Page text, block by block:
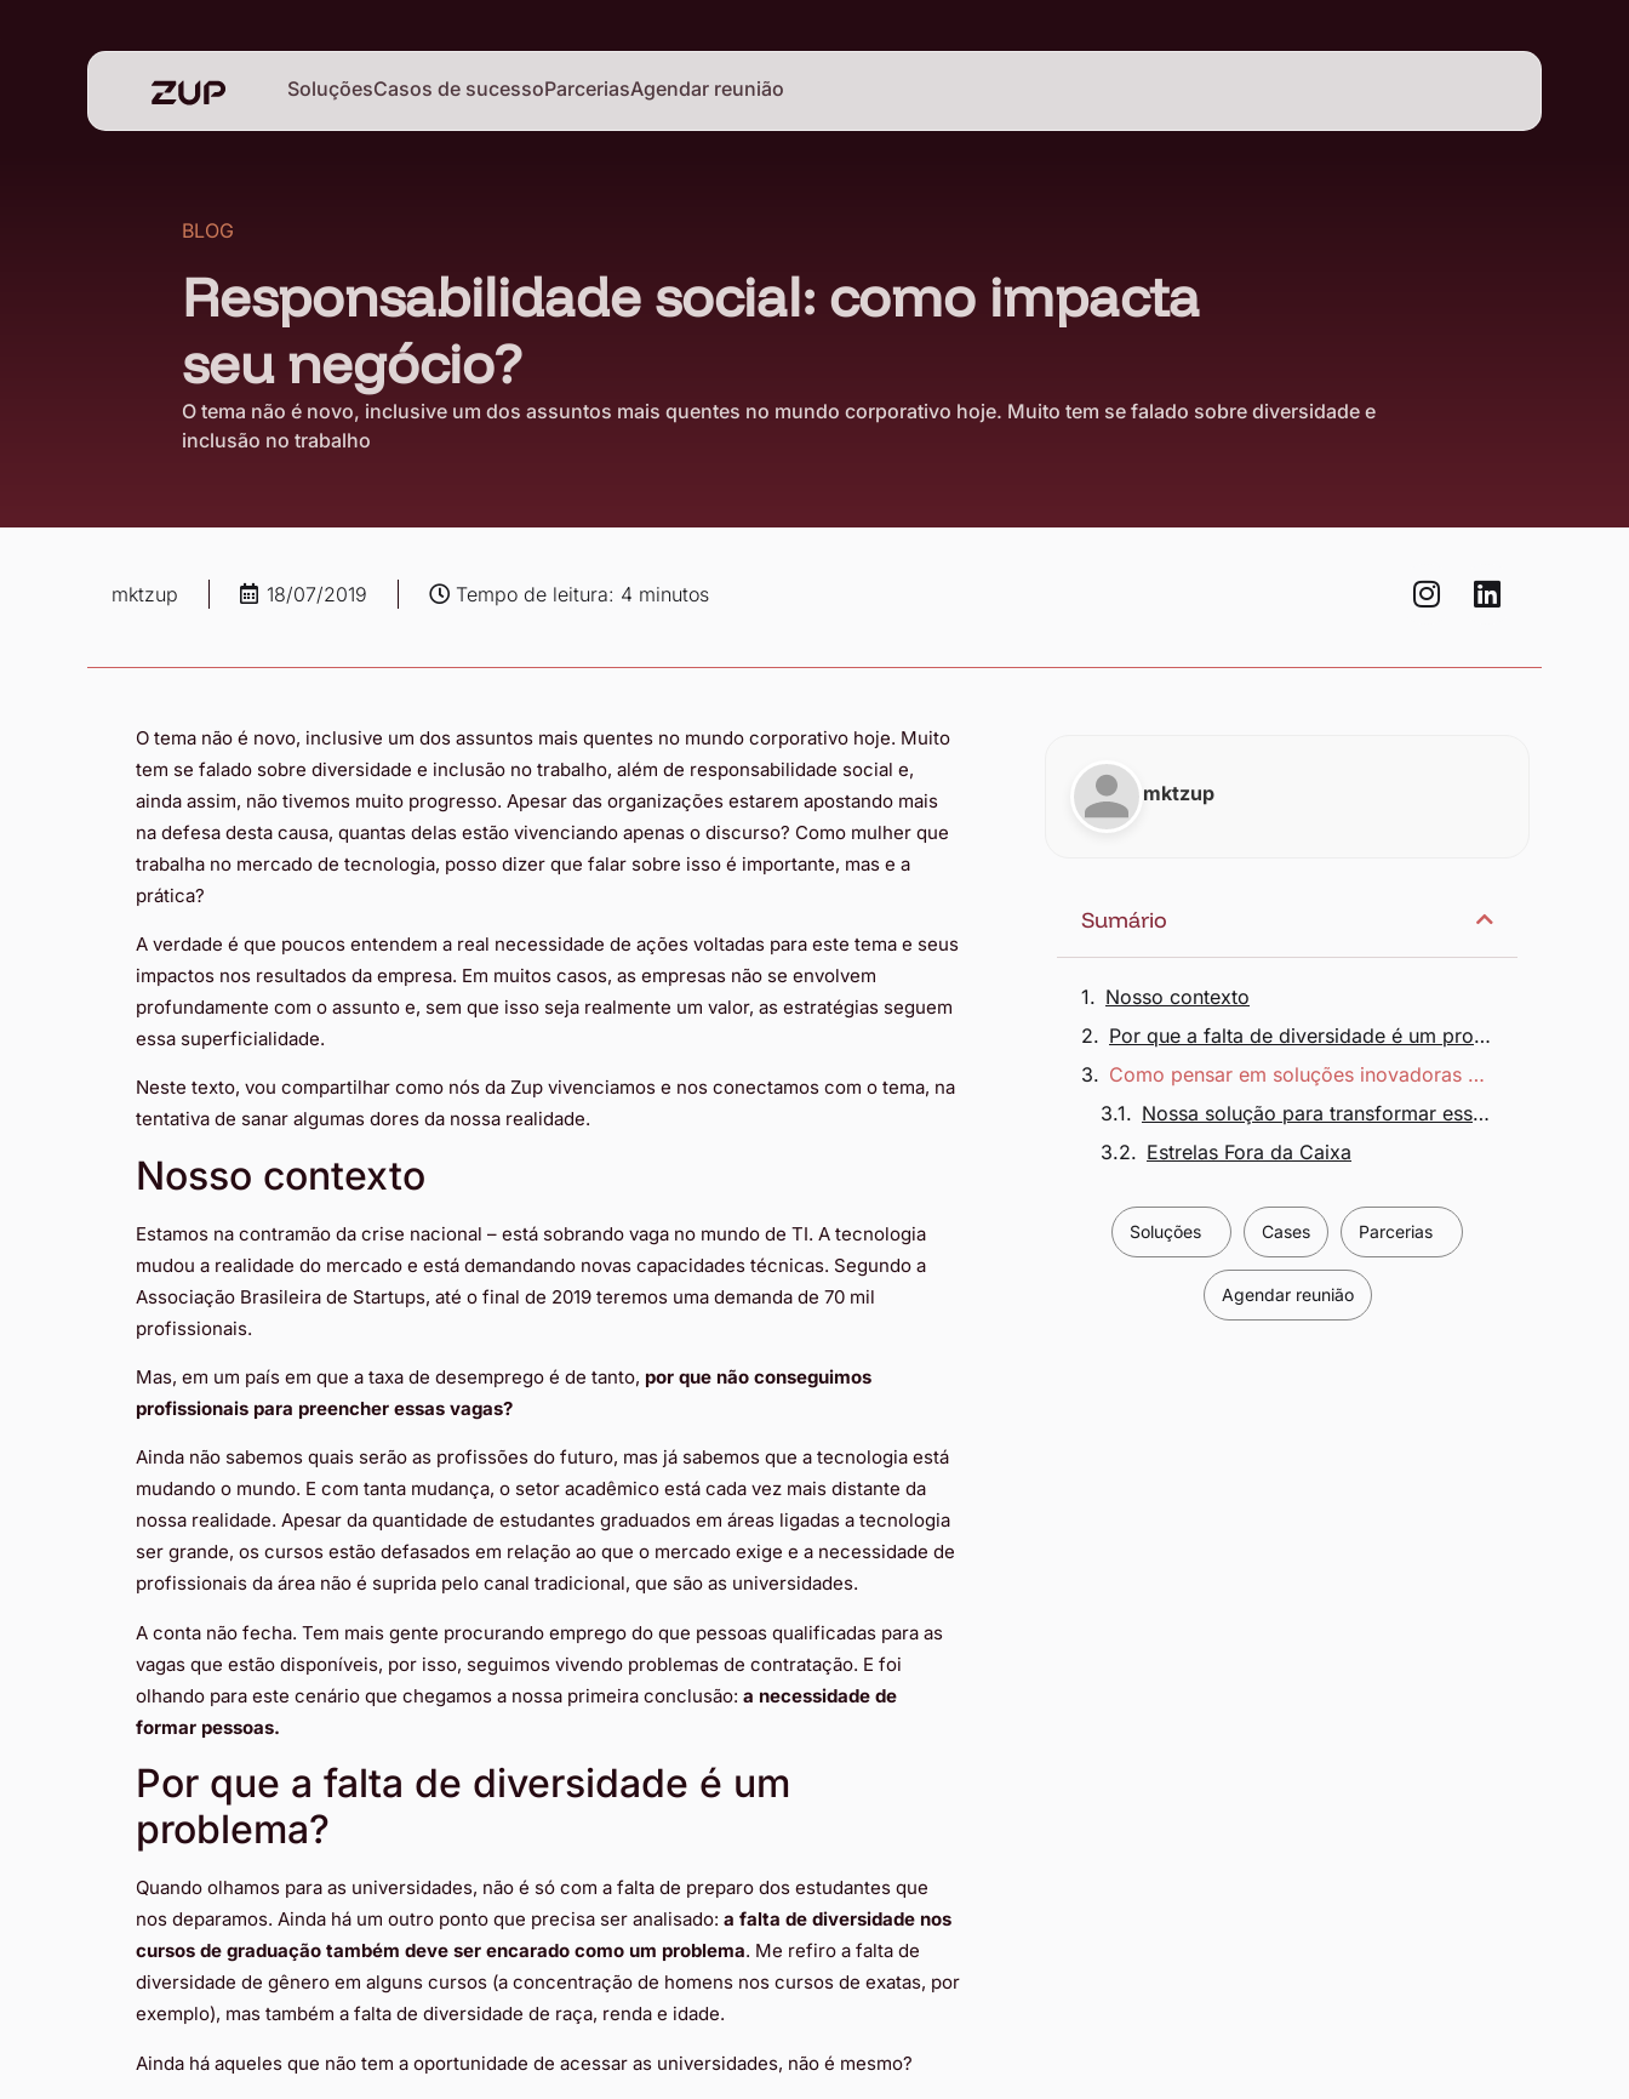
SoluçõesCasos de sucessoParceriasAgendar reunião
BLOG
Responsabilidade social: como impacta
seu negócio?
O tema não é novo, inclusive um dos assuntos mais quentes no mundo corporativo hoje. Muito tem se falado sobre diversidade e
inclusão no trabalho
mktzup 18/07/2019 Tempo de leitura: 4 minutos
O tema não é novo, inclusive um dos assuntos mais quentes no mundo corporativo hoje. Muito
tem se falado sobre diversidade e inclusão no trabalho, além de responsabilidade social e,
ainda assim, não tivemos muito progresso. Apesar das organizações estarem apostando mais
na defesa desta causa, quantas delas estão vivenciando apenas o discurso? Como mulher que
trabalha no mercado de tecnologia, posso dizer que falar sobre isso é importante, mas e a
prática?
A verdade é que poucos entendem a real necessidade de ações voltadas para este tema e seus
impactos nos resultados da empresa. Em muitos casos, as empresas não se envolvem
profundamente com o assunto e, sem que isso seja realmente um valor, as estratégias seguem
essa superficialidade.
Neste texto, vou compartilhar como nós da Zup vivenciamos e nos conectamos com o tema, na
tentativa de sanar algumas dores da nossa realidade.
Nosso contexto
Estamos na contramão da crise nacional – está sobrando vaga no mundo de TI. A tecnologia
mudou a realidade do mercado e está demandando novas capacidades técnicas. Segundo a
Associação Brasileira de Startups, até o final de 2019 teremos uma demanda de 70 mil
profissionais.
Mas, em um país em que a taxa de desemprego é de tanto, por que não conseguimos
profissionais para preencher essas vagas?
Ainda não sabemos quais serão as profissões do futuro, mas já sabemos que a tecnologia está
mudando o mundo. E com tanta mudança, o setor acadêmico está cada vez mais distante da
nossa realidade. Apesar da quantidade de estudantes graduados em áreas ligadas a tecnologia
ser grande, os cursos estão defasados em relação ao que o mercado exige e a necessidade de
profissionais da área não é suprida pelo canal tradicional, que são as universidades.
A conta não fecha. Tem mais gente procurando emprego do que pessoas qualificadas para as
vagas que estão disponíveis, por isso, seguimos vivendo problemas de contratação. E foi
olhando para este cenário que chegamos a nossa primeira conclusão: a necessidade de
formar pessoas.
Por que a falta de diversidade é um
problema?
Quando olhamos para as universidades, não é só com a falta de preparo dos estudantes que
nos deparamos. Ainda há um outro ponto que precisa ser analisado: a falta de diversidade nos
cursos de graduação também deve ser encarado como um problema. Me refiro a falta de
diversidade de gênero em alguns cursos (a concentração de homens nos cursos de exatas, por
exemplo), mas também a falta de diversidade de raça, renda e idade.
Ainda há aqueles que não tem a oportunidade de acessar as universidades, não é mesmo?
mktzup
Sumário
Nosso contexto
Por que a falta de diversidade é um problema?
Como pensar em soluções inovadoras se estamos recrutando pessoas que pensam parecido?
Nossa solução para transformar esse cenário
Estrelas Fora da Caixa
Soluções Cases Parcerias
Agendar reunião